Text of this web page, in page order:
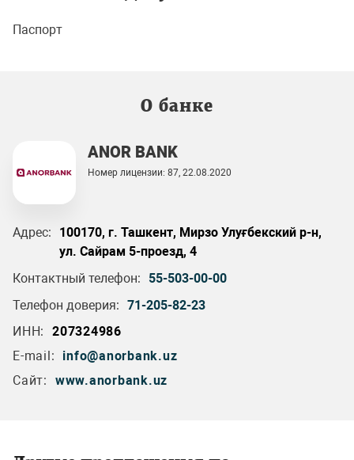
Паспорт
О банке
ANOR BANK
Номер лицензии: 87, 22.08.2020
Адрес:
100170, г. Ташкент, Мирзо Улуғбекский р-н,
ул. Сайрам 5-проезд, 4
Контактный телефон:
55-503-00-00
Телефон доверия: 71-205-82-23
ИНН:
207324986
E-mail:
info@anorbank.uz
Сайт:
www.anorbank.uz